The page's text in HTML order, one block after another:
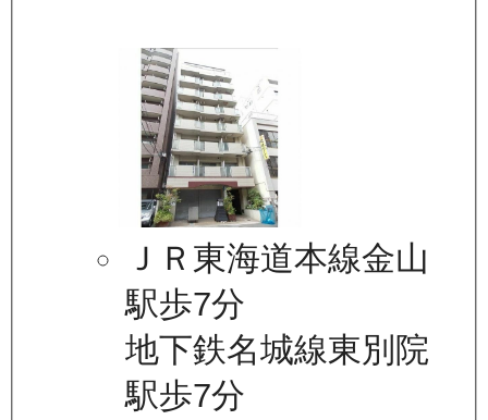
ＪＲ東海道本線金山
駅歩7分
地下鉄名城線東別院
駅歩7分